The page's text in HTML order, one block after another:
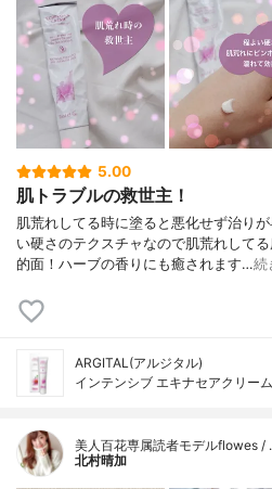
5.00
肌トラブルの救世主！
肌荒れしてる時に塗ると悪化せず治り
い硬さのテクスチャなので肌荒れして
的面！ハーブの香りにも癒されます…続
ARGITAL(アルジタル)
インテンシブ エキナセアクリーム
美人百花専属読者モデルflowes /
北村晴加